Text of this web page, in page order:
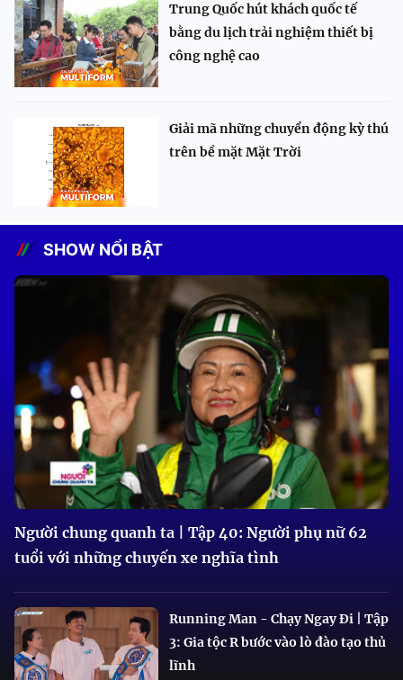
Trung Quốc hút khách quốc tế
bằng du lịch trải nghiệm thiết bị
công nghệ cao
Giải mã những chuyển động kỳ thú
trên bề mặt Mặt Trời
SHOW NỔI BẬT
Người chung quanh ta | Tập 40: Người phụ nữ 62
tuổi với những chuyến xe nghĩa tình
Running Man - Chạy Ngay Đi | Tập
3: Gia tộc R bước vào lò đào tạo thủ
lĩnh